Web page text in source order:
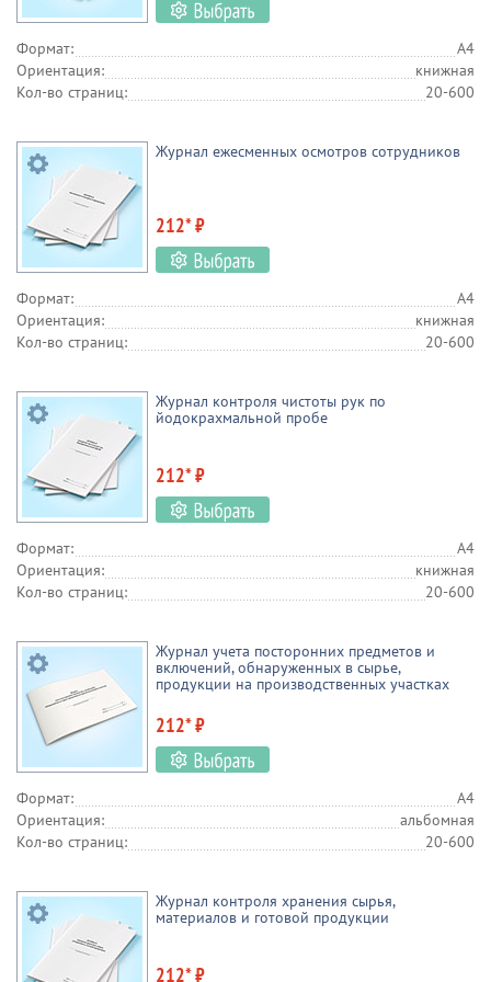
Формат:
А4
Ориентация:
книжная
Кол-во страниц:
20-600
Журнал ежесменных осмотров сотрудников
212* ₽
Формат:
А4
Ориентация:
книжная
Кол-во страниц:
20-600
Журнал контроля чистоты рук по
йодокрахмальной пробе
212* ₽
Формат:
А4
Ориентация:
книжная
Кол-во страниц:
20-600
Журнал учета посторонних предметов и
включений, обнаруженных в сырье,
продукции на производственных участках
212* ₽
Формат:
А4
Ориентация:
альбомная
Кол-во страниц:
20-600
Журнал контроля хранения сырья,
материалов и готовой продукции
212* ₽